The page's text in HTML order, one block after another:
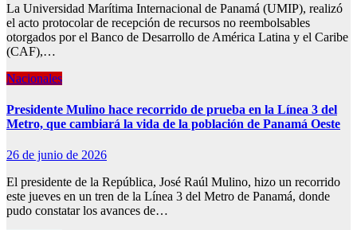
La Universidad Marítima Internacional de Panamá (UMIP), realizó
el acto protocolar de recepción de recursos no reembolsables
otorgados por el Banco de Desarrollo de América Latina y el Caribe
(CAF),…
Nacionales
Presidente Mulino hace recorrido de prueba en la Línea 3 del
Metro, que cambiará la vida de la población de Panamá Oeste
26 de junio de 2026
El presidente de la República, José Raúl Mulino, hizo un recorrido
este jueves en un tren de la Línea 3 del Metro de Panamá, donde
pudo constatar los avances de…